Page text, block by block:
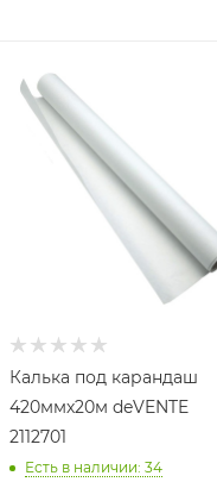
Калька под карандаш
420ммх20м deVENTE
2112701
Есть в наличии: 34